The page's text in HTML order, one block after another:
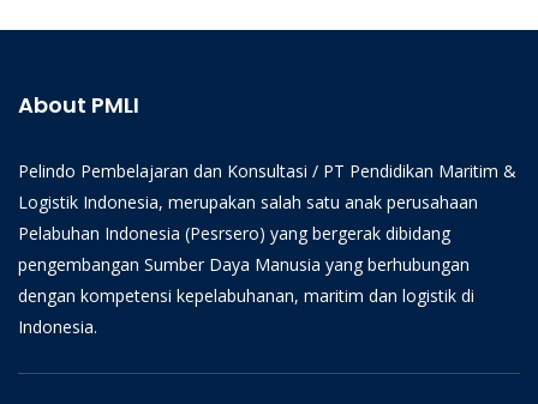
About PMLI
Pelindo Pembelajaran dan Konsultasi / PT Pendidikan Maritim &
Logistik Indonesia, merupakan salah satu anak perusahaan
Pelabuhan Indonesia (Pesrsero) yang bergerak dibidang
pengembangan Sumber Daya Manusia yang berhubungan
dengan kompetensi kepelabuhanan, maritim dan logistik di
Indonesia.